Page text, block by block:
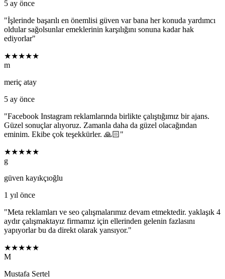
5 ay önce
"İşlerinde başarılı en önemlisi güven var bana her konuda yardımcı
oldular sağolsunlar emeklerinin karşılığını sonuna kadar hak
ediyorlar"
★★★★★
m
meriç atay
5 ay önce
"Facebook Instagram reklamlarında birlikte çalıştığımız bir ajans.
Güzel sonuçlar alıyoruz. Zamanla daha da güzel olacağından
eminim. Ekibe çok teşekkürler. 🙏🏻"
★★★★★
g
güven kayıkçıoğlu
1 yıl önce
"Meta reklamları ve seo çalışmalarımız devam etmektedir. yaklaşık 4
aydır çalışmaktayız firmamız için ellerinden gelenin fazlasını
yapıyorlar bu da direkt olarak yansıyor."
★★★★★
M
Mustafa Sertel